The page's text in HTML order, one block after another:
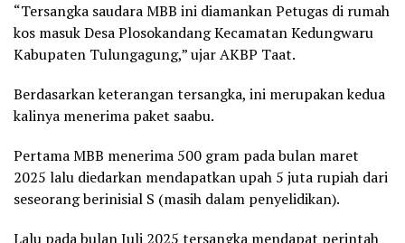
“Tersangka saudara MBB ini diamankan Petugas di rumah
kos masuk Desa Plosokandang Kecamatan Kedungwaru
Kabupaten Tulungagung,” ujar AKBP Taat.
Berdasarkan keterangan tersangka, ini merupakan kedua
kalinya menerima paket saabu.
Pertama MBB menerima 500 gram pada bulan maret
2025 lalu diedarkan mendapatkan upah 5 juta rupiah dari
seseorang berinisial S (masih dalam penyelidikan).
Lalu pada bulan Juli 2025 tersangka mendapat perintah